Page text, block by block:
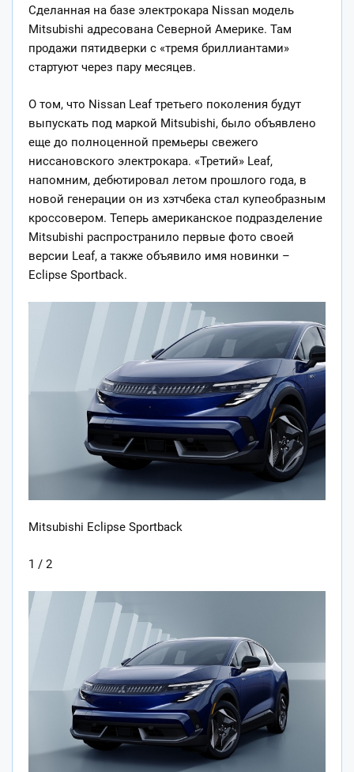
Сделанная на базе электрокара Nissan модель
Mitsubishi адресована Северной Америке. Там
продажи пятидверки с «тремя бриллиантами»
стартуют через пару месяцев.
О том, что Nissan Leaf третьего поколения будут
выпускать под маркой Mitsubishi, было объявлено
еще до полноценной премьеры свежего
ниссановского электрокара. «Третий» Leaf,
напомним, дебютировал летом прошлого года, в
новой генерации он из хэтчбека стал купеобразным
кроссовером. Теперь американское подразделение
Mitsubishi распространило первые фото своей
версии Leaf, а также объявило имя новинки –
Eclipse Sportback.
Mitsubishi Eclipse Sportback
1 / 2